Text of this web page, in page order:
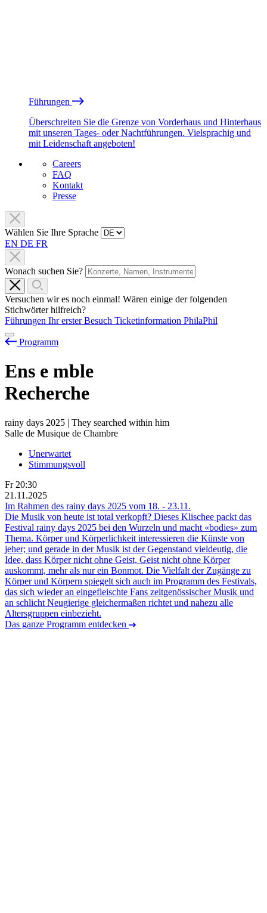
Führungen
Überschreiten Sie die Grenze von Vorderhaus und Hinterhaus
mit unseren Tages- oder Nachtführungen. Vielsprachig und
mit Leidenschaft angeboten!
Careers
FAQ
Kontakt
Presse
Wählen Sie Ihre Sprache
EN DE FR
Wonach suchen Sie?
Versuchen wir es noch einmal! Wären einige der folgenden
Stichwörter hilfreich?
Führungen Ihr erster Besuch Ticketinformation PhilaPhil
Programm
Ens e mble
Recherche
rainy days 2025 | They searched within him
Salle de Musique de Chambre
Unerwartet
Stimmungsvoll
Fr 20:30
21.11.2025
Im Rahmen des rainy days 2025 vom 18. - 23.11.
Die Musik von heute ist total verkopft? Dieses Klischee packt das
Festival rainy days 2025 bei den Wurzeln und macht «bodies» zum
Thema. Körper und Körperlichkeit interessieren die Künste von
jeher; und gerade in der Musik ist der Gegenstand vieldeutig, die
Idee, dass Körper nicht ohne Geist, Geist nicht ohne Körper
auskommt, mehr als nur ein Bonmot. Die Vielfalt der Zugänge zu
Körper und Körpern spiegelt sich auch im Programm des Festivals,
das sich wieder an eingefleischte Fans zeitgenössischer Musik und
an schlicht Neugierige gleichermaßen richtet und nahezu alle
Altersgruppen einbezieht.
Das ganze Programm entdecken